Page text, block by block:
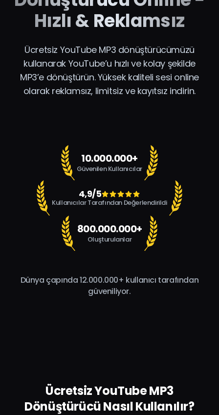
Hızlı & Reklamsız
Ücretsiz YouTube MP3 dönüştürücümüzü
kullanarak YouTube’u hızlı ve kolay şekilde
MP3’e dönüştürün. Yüksek kaliteli sesi online
olarak reklamsız, limitsiz ve kayıtsız indirin.
10.000.000+
Güvenilen Kullanıcılar
4,9/5
Kullanıcılar Tarafından Değerlendirildi
800.000.000+
Oluşturulanlar
Dünya çapında 12.000.000+ kullanıcı tarafından
güveniliyor.
Ücretsiz YouTube MP3
Dönüştürücü Nasıl Kullanılır?